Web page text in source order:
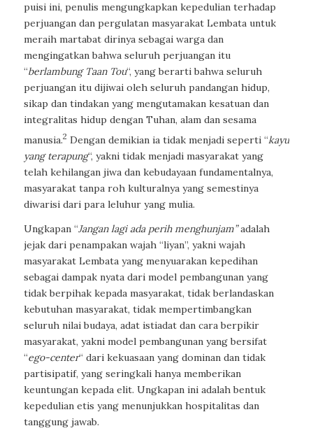
puisi ini, penulis mengungkapkan kepedulian terhadap
perjuangan dan pergulatan masyarakat Lembata untuk
meraih martabat dirinya sebagai warga dan
mengingatkan bahwa seluruh perjuangan itu
“berlambung Taan Tou“, yang berarti bahwa seluruh
perjuangan itu dijiwai oleh seluruh pandangan hidup,
sikap dan tindakan yang mengutamakan kesatuan dan
integralitas hidup dengan Tuhan, alam dan sesama
manusia.2 Dengan demikian ia tidak menjadi seperti “kayu
yang terapung“, yakni tidak menjadi masyarakat yang
telah kehilangan jiwa dan kebudayaan fundamentalnya,
masyarakat tanpa roh kulturalnya yang semestinya
diwarisi dari para leluhur yang mulia.
Ungkapan “Jangan lagi ada perih menghunjam”adalah
jejak dari penampakan wajah “liyan”, yakni wajah
masyarakat Lembata yang menyuarakan kepedihan
sebagai dampak nyata dari model pembangunan yang
tidak berpihak kepada masyarakat, tidak berlandaskan
kebutuhan masyarakat, tidak mempertimbangkan
seluruh nilai budaya, adat istiadat dan cara berpikir
masyarakat, yakni model pembangunan yang bersifat
“ego-center“ dari kekuasaan yang dominan dan tidak
partisipatif, yang seringkali hanya memberikan
keuntungan kepada elit. Ungkapan ini adalah bentuk
kepedulian etis yang menunjukkan hospitalitas dan
tanggung jawab.